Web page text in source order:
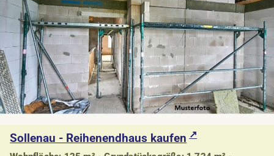
Sollenau - Reihenendhaus kaufen